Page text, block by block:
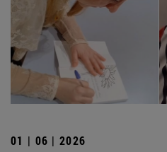
01 | 06 | 2026